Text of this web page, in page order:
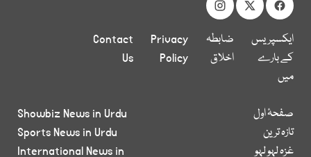
ایکسپریس
کے بارے
میں
ضابطہ
اخلاق
Privacy
Policy
Contact
Us
صفحۂ اول
تازہ ترین
غزہ لہو لہو
Showbiz News in Urdu
Sports News in Urdu
International News in